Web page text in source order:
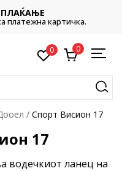
платежна картичка.
0 0
Спорт Висион 17
17
водечкиот ланец на